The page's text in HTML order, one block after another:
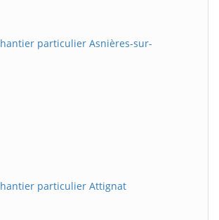
particulier Asnières-sur-
particulier Attignat